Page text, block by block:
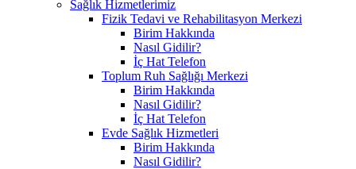
Sağlık Hizmetlerimiz
Fizik Tedavi ve Rehabilitasyon Merkezi
Birim Hakkında
Nasıl Gidilir?
İç Hat Telefon
Toplum Ruh Sağlığı Merkezi
Birim Hakkında
Nasıl Gidilir?
İç Hat Telefon
Evde Sağlık Hizmetleri
Birim Hakkında
Nasıl Gidilir?